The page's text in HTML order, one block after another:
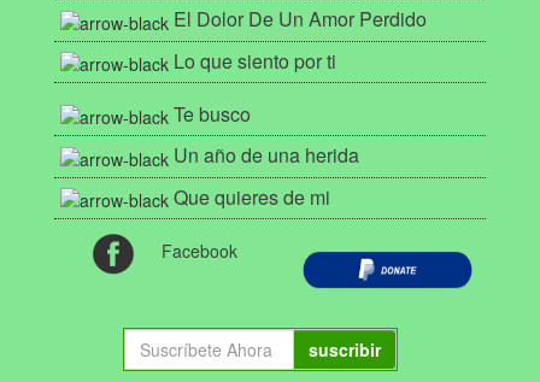
El Dolor De Un Amor Perdido
Lo que siento por ti
Te busco
Un año de una herida
Que quieres de mi
Facebook
suscribir